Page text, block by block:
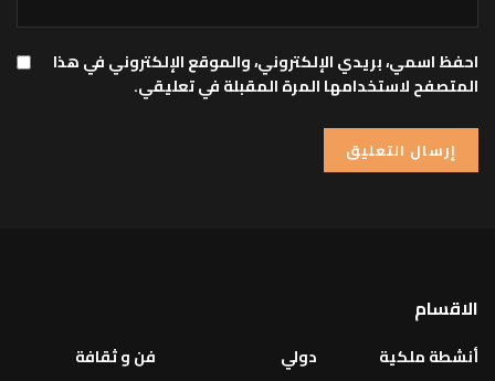
احفظ اسمي، بريدي الإلكتروني، والموقع الإلكتروني في هذا
المتصفح لاستخدامها المرة المقبلة في تعليقي.
الاقسام
أنشطة ملكية
دولي
فن و ثقافة